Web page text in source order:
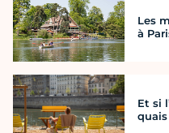
Les
à
Et si
quais